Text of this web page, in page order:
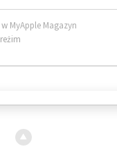
w MyApple Magazyn
reżim